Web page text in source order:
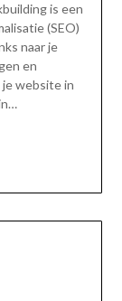
is een
(SEO)
naar je
en
website in